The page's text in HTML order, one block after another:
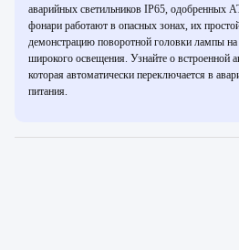
аварийных светильников IP65, одобренных
фонари работают в опасных зонах, их
демонстрацию поворотной головки лампы на
широкого освещения. Узнайте о встроенной
которая автоматически переключается в
питания.